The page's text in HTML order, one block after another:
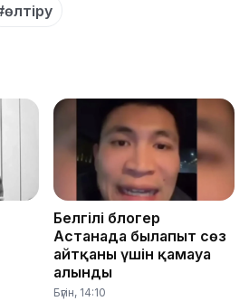
Белгілі блогер
Астанада былапыт сөз
айтқаны үшін қамауға
алынды
Бүгін, 14:10